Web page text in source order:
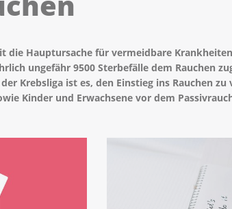
die Hauptursache für vermeidbare
ungefähr 9500 Sterbefälle dem Rauchen
Krebsliga ist es, den Einstieg ins Rauchen zu
Kinder und Erwachsene vor dem